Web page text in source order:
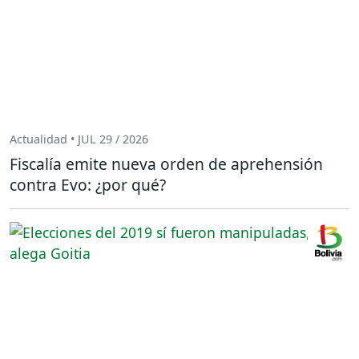
Actualidad • JUL 29 / 2026
Fiscalía emite nueva orden de aprehensión
contra Evo: ¿por qué?